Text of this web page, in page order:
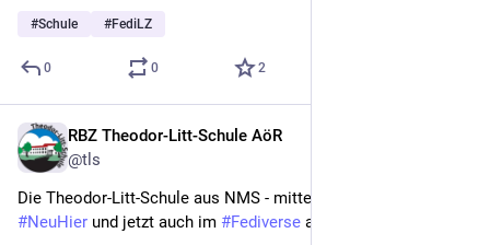
#Schule #FediLZ
0 0 2
RBZ Theodor-Litt-Schule AöR
@tls
#NeuHier und jetzt auch im #Fediverse am Start!